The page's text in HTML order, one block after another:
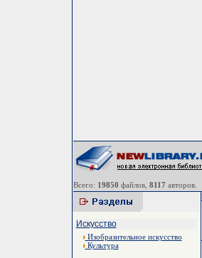
Всего: 19850 файлов, 8117 авторов.
Искусство
Изобразительное искусство
Культура